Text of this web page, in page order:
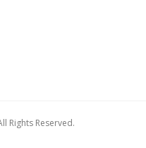
Rights Reserved.